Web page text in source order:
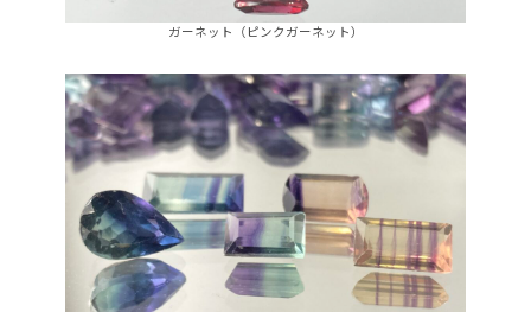
ガーネット（ピンクガーネット）